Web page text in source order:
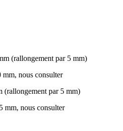
(rallongement par 5 mm)
mm, nous consulter
(rallongement par 5 mm)
mm, nous consulter